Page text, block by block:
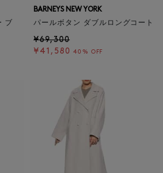
ブ
BARNEYS NEW YORK
パールボタン ダブルロングコート
¥69,300
¥41,580 40% OFF